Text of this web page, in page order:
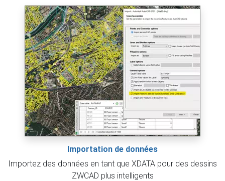
Importation de données
Importez des données en tant que XDATA pour des dessins
ZWCAD plus intelligents